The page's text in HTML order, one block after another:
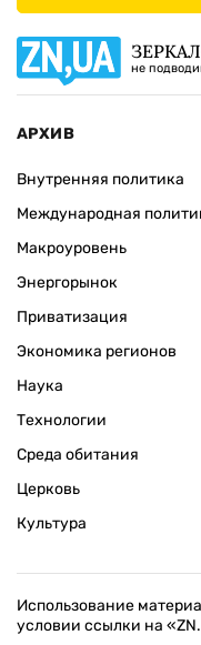
не
АРХИВ
Внутренняя политика
Международная
Макроуровень
Энергорынок
Приватизация
Экономика регионов
Наука
Технологии
Среда обитания
Церковь
Культура
Использование
условии ссылки на